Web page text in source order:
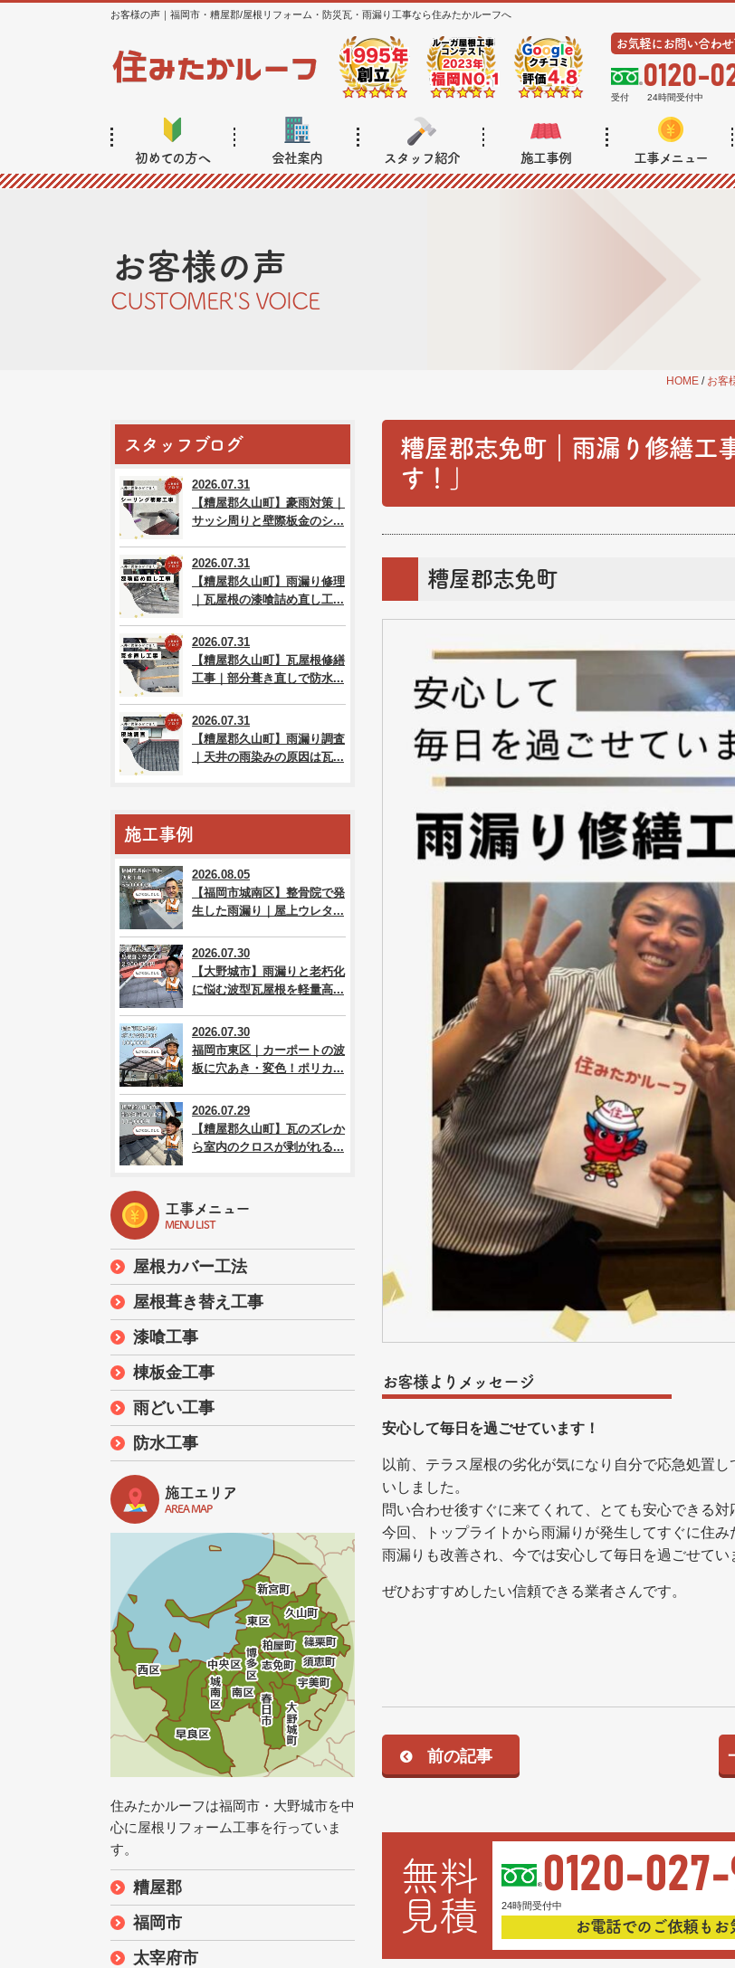
お客様の声｜福岡市・糟屋郡/屋根リフォーム・防災瓦・雨漏り工事なら住みたかルーフへ
お気軽にお問い合わ
0120-
受付 24時間受付中
初めての方へ 会社案内 スタッフ紹介 施工事例 工事メニュー
お客様の声
CUSTOMER'S VOICE
HOME / お客
糟屋郡志免町｜雨漏り修繕工
す！」
糟屋郡志免町
お客様よりメッセージ
安心して毎日を過ごせています！
以前、テラス屋根の劣化が気になり自分で応急処置
いしました。
問い合わせ後すぐに来てくれて、とても安心できる対
今回、トップライトから雨漏りが発生してすぐに住み
雨漏りも改善され、今では安心して毎日を過ごせてい
ぜひおすすめしたい信頼できる業者さんです。
前の記事
無料
見積
0120-
24時間受付中
お電話でのご依頼もお
スタッフブログ
2026.07.31
【糟屋郡久山町】豪雨対策｜
サッシ周りと壁際板金のシ...
2026.07.31
【糟屋郡久山町】雨漏り修理
｜瓦屋根の漆喰詰め直し工...
2026.07.31
【糟屋郡久山町】瓦屋根修繕
工事｜部分葺き直しで防水...
2026.07.31
【糟屋郡久山町】雨漏り調査
｜天井の雨染みの原因は瓦...
施工事例
2026.08.05
【福岡市城南区】整骨院で発
生した雨漏り｜屋上ウレタ...
2026.07.30
【大野城市】雨漏りと老朽化
に悩む波型瓦屋根を軽量高...
2026.07.30
福岡市東区｜カーポートの波
板に穴あき・変色！ポリカ...
2026.07.29
【糟屋郡久山町】瓦のズレか
ら室内のクロスが剥がれる...
工事メニュー
MENU LIST
屋根カバー工法
屋根葺き替え工事
漆喰工事
棟板金工事
雨どい工事
防水工事
施工エリア
AREA MAP
住みたかルーフは福岡市・大野城市を中
心に屋根リフォーム工事を行っていま
す。
糟屋郡
福岡市
太宰府市